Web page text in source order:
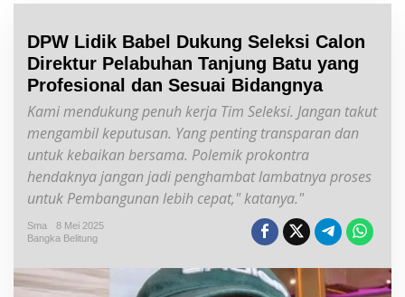
DPW Lidik Babel Dukung Seleksi Calon
Direktur Pelabuhan Tanjung Batu yang
Profesional dan Sesuai Bidangnya
Kami mendukung penuh kerja Tim Seleksi. Jangan takut
mengambil keputusan. Yang penting transparan dan
untuk kebaikan bersama. Polemik prokontra
hendaknya jangan jadi penghambat lambatnya proses
untuk Pembangunan lebih cepat," katanya."
Sma
8 Mei 2025
Bangka Belitung